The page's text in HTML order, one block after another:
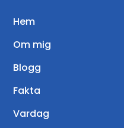
Hem
Om mig
Blogg
Fakta
Vardag